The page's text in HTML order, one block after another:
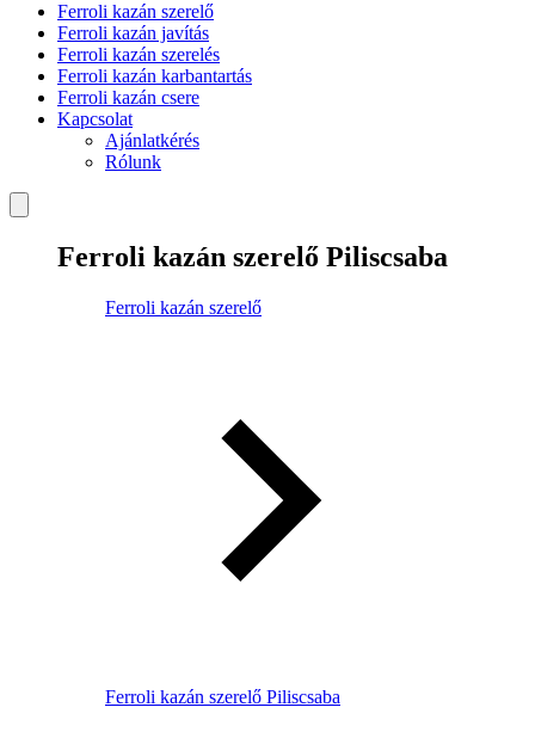
Ferroli kazán szerelő
Ferroli kazán javítás
Ferroli kazán szerelés
Ferroli kazán karbantartás
Ferroli kazán csere
Kapcsolat
Ajánlatkérés
Rólunk
Ferroli kazán szerelő Piliscsaba
Ferroli kazán szerelő
Ferroli kazán szerelő Piliscsaba